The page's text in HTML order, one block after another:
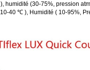
humidité (30-75%, pression
40 ℃ ), Humidité ( 10-95%,